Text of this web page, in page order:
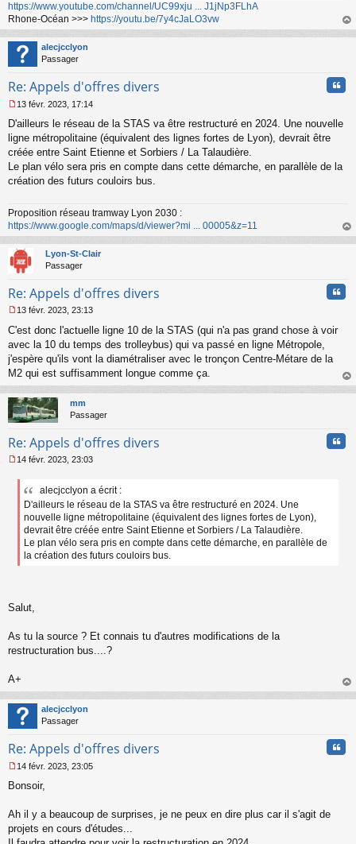
https://www.youtube.com/channel/UC99xju ... J1jNp3FLhA
Rhone-Océan >>> https://youtu.be/7y4cJaLO3vw
au
alecjcclyon
Passager
Re: Appels d'offres divers
e
s
s
g
e
n
l
u
13 févr. 2023, 17:14
D'ailleurs le réseau de la STAS va être restructuré en 2024. Une nouvelle
ligne métropolitaine (équivalent des lignes fortes de Lyon), devrait être
créée entre Saint Etienne et Sorbiers / La Talaudière.
Le plan vélo sera pris en compte dans cette démarche, en parallèle de la
création des futurs couloirs bus.
Proposition réseau tramway Lyon 2030 :
https://www.google.com/maps/d/viewer?mi ... 00005&z=11
au
Lyon-St-Clair
Passager
Re: Appels d'offres divers
e
s
g
n
o
u
13 févr. 2023, 23:13
C'est donc l'actuelle ligne 10 de la STAS (qui n'a pas grand chose à voir
avec la 10 du temps des trolleybus) qui va passé en ligne Métropole,
j'espère qu'ils vont la diamétraliser avec le tronçon Centre-Métare de la
M2 qui est suffisamment longue comme ça.
au
mm
Passager
Re: Appels d'offres divers
e
o
14 févr. 2023, 23:03
alecjcclyon a écrit :
D'ailleurs le réseau de la STAS va être restructuré en 2024. Une
nouvelle ligne métropolitaine (équivalent des lignes fortes de Lyon),
devrait être créée entre Saint Etienne et Sorbiers / La Talaudière.
Le plan vélo sera pris en compte dans cette démarche, en parallèle de
la création des futurs couloirs bus.
Salut,
As tu la source ? Et connais tu d'autres modifications de la
restructuration bus....?
A+
au
alecjcclyon
Passager
Re: Appels d'offres divers
e
s
g
14 févr. 2023, 23:05
Bonsoir,
Ah il y a beaucoup de surprises, je ne peux en dire plus car il s'agit de
projets en cours d'études...